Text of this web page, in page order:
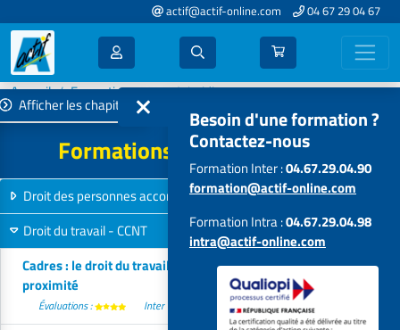
actif@actif-online.com 04 67 29 04 67
Accueil Formations 2026 Juridique
Afficher les chapitres
Formations Juridique - 2026
Droit des personnes accompagnées 8 formations
Droit du travail - CCNT 5 formations
Cadres : le droit du travail au service du management de
proximité
Évaluations : Inter Actualisé
Besoin d'une formation ?
Contactez-nous
Formation Inter :04.67.29.04.90
formation@actif-online.com
Formation Intra :04.67.29.04.98
intra@actif-online.com